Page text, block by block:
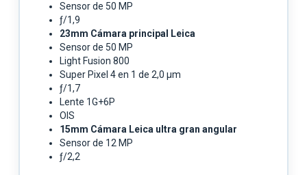
Sensor de 50 MP
ƒ/1,9
23mm Cámara principal Leica
Sensor de 50 MP
Light Fusion 800
Super Pixel 4 en 1 de 2,0 µm
ƒ/1,7
Lente 1G+6P
OIS
15mm Cámara Leica ultra gran angular
Sensor de 12 MP
ƒ/2,2